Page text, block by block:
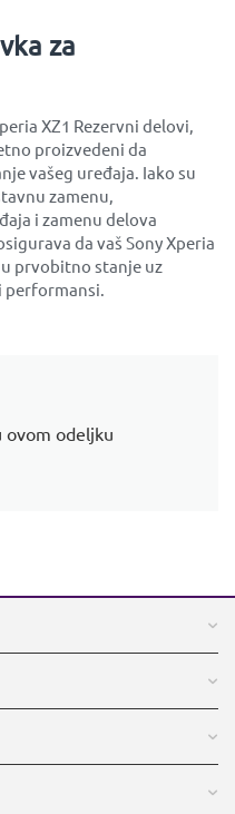
za
XZ1 Rezervni delovi,
proizvedeni da
vašeg uređaja. Iako su
zamenu,
i zamenu delova
da vaš Sony Xperia
prvobitno stanje uz
ovom odeljku